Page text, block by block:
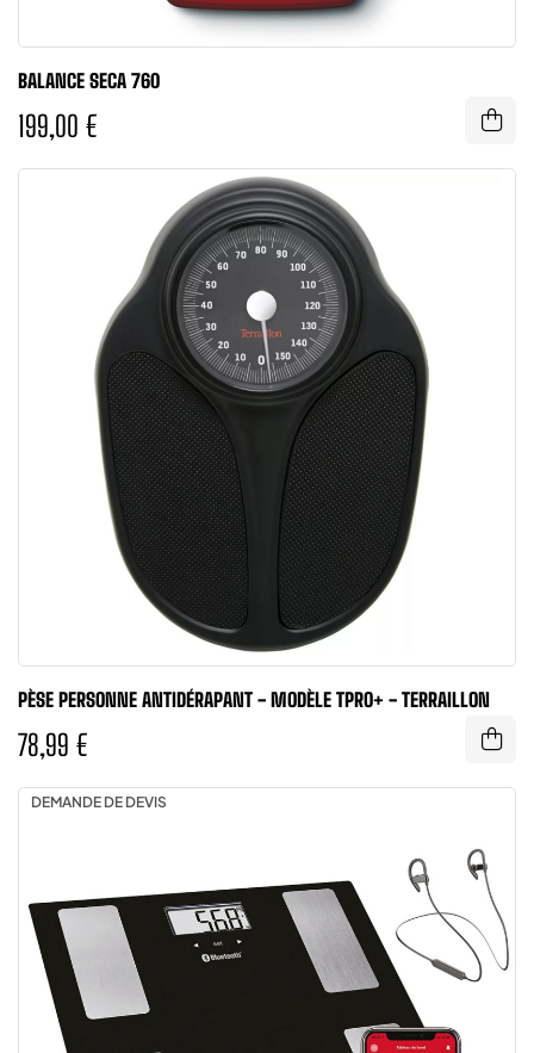
BALANCE SECA 760
199,00 €
PÈSE PERSONNE ANTIDÉRAPANT - MODÈLE TPRO+ - TERRAILLON
78,99 €
DEMANDE DE DEVIS